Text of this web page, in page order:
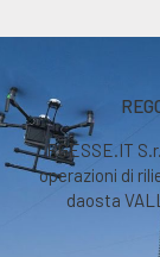
RGESSE.IT
operazioni di
daosta